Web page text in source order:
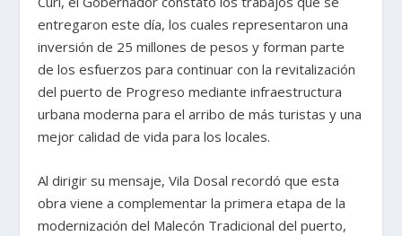
entregaron este día, los cuales representaron una
inversión de 25 millones de pesos y forman parte
de los esfuerzos para continuar con la revitalización
del puerto de Progreso mediante infraestructura
urbana moderna para el arribo de más turistas y una
mejor calidad de vida para los locales.
Al dirigir su mensaje, Vila Dosal recordó que esta
obra viene a complementar la primera etapa de la
modernización del Malecón Tradicional del puerto,